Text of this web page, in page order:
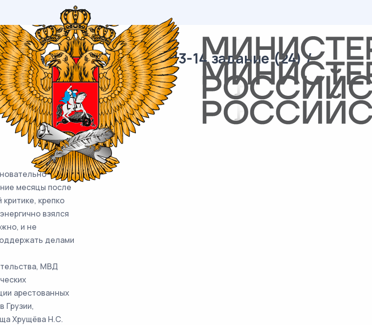
ЕГЭ / История / 13-14 задание (24) /
месяцы после
крепко
взялся
и не
делами
МВД
арестованных
Грузии,
Хрущёва Н.С.